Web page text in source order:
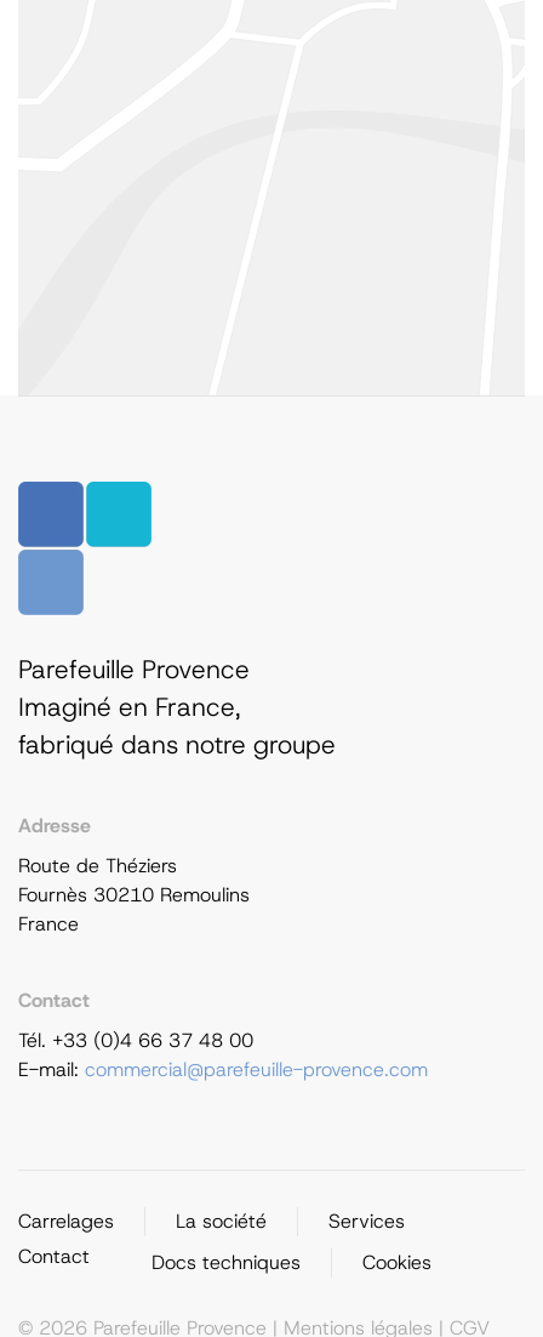
Parefeuille Provence
Imaginé en France,
fabriqué dans notre groupe
Adresse
Route de Théziers
Fournès 30210 Remoulins
France
Contact
Tél. +33 (0)4 66 37 48 00
E-mail: commercial@parefeuille-provence.com
Carrelages La société
Services
Contact
Docs techniques Cookies
© 2026 Parefeuille Provence | Mentions légales | CGV